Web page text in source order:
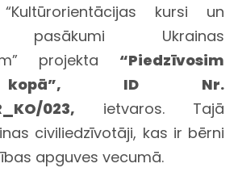
kursi un
pasākumi Ukrainas
projekta “Piedzīvosim
kopā”, ID Nr.
023, ietvaros. Tajā
civiliedzīvotāji, kas ir bērni
apguves vecumā.